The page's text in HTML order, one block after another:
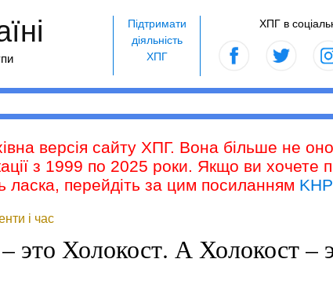
ХПГ в
Підтримати
діяльність
ХПГ
версія сайту ХПГ. Вона більше не
з 1999 по 2025 роки. Якщо ви хочете
ласка, перейдіть за цим посиланням
і час
это Холокост. А Холокост –